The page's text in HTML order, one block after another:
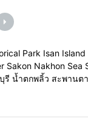
maps/
กาแฟ
Ayutthaya Tel :
Park Isan
Nakhon Sea
รี น้ำตกพลิ้ว สะพา